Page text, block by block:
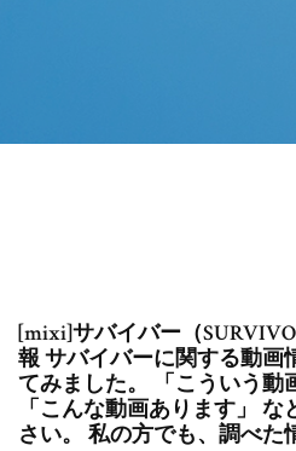
[mixi]サバイバー（
報 サバイバーに関する動画
てみました。 「こういう動
「こんな動画あります」
さい。 私の方でも、調べた